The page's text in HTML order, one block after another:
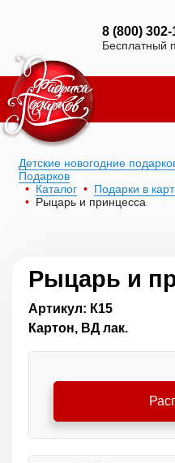
8 (800) 302-
Бесплатный
Детские новогодние
Подарков
Каталог
Подарки в
Рыцарь и принцесса
Рыцарь и
Артикул: К15
Картон, ВД лак.